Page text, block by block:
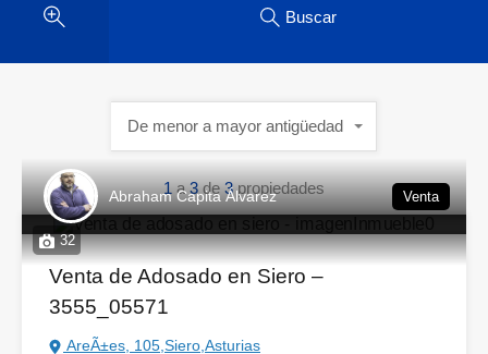
Buscar
1 a3 de3 propiedades
De menor a mayor antigüedad
32
Abraham Capita Álvarez Venta
Venta de Adosado en Siero –
3555_05571
AreÃ±es, 105,Siero,Asturias